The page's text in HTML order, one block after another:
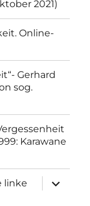
2021)
Online-
Gerhard
sog.
Karawane
linke
anzeigen